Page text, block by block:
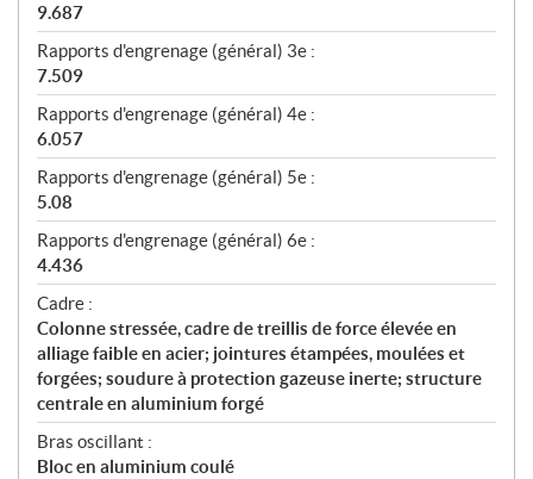
9.687
Rapports d'engrenage (général) 3e :
7.509
Rapports d'engrenage (général) 4e :
6.057
Rapports d'engrenage (général) 5e :
5.08
Rapports d'engrenage (général) 6e :
4.436
Cadre :
Colonne stressée, cadre de treillis de force élevée en
alliage faible en acier; jointures étampées, moulées et
forgées; soudure à protection gazeuse inerte; structure
centrale en aluminium forgé
Bras oscillant :
Bloc en aluminium coulé